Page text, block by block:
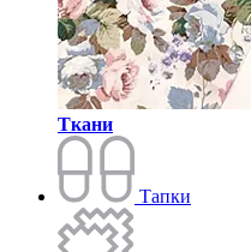
Ткани
Тапки